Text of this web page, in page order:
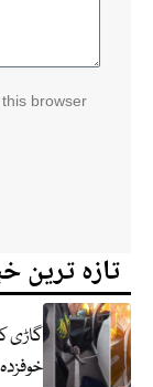
browser
تازہ ترین
گاڑی
خوفزدہ